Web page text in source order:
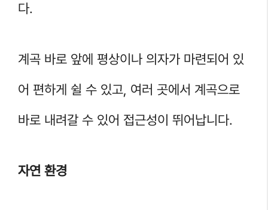
다.
계곡 바로 앞에 평상이나 의자가 마련되어 있
어 편하게 쉴 수 있고, 여러 곳에서 계곡으로
바로 내려갈 수 있어 접근성이 뛰어납니다.
자연 환경